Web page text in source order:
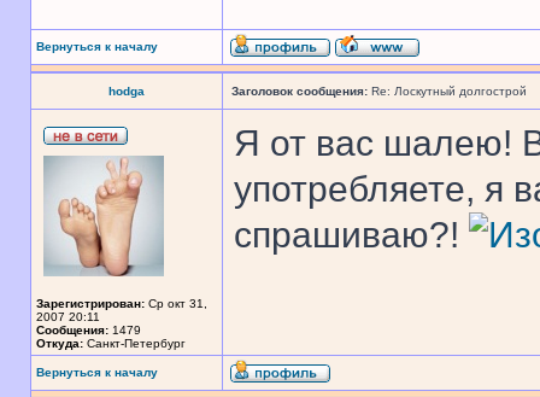
Вернуться к началу
hodga Заголовок сообщения: Re: Лоскутный долгострой
Зарегистрирован: Ср окт 31,
2007 20:11
Сообщения: 1479
Откуда: Санкт-Петербург
Я от вас шалею!
употребляете, я
спрашиваю?!
Вернуться к началу